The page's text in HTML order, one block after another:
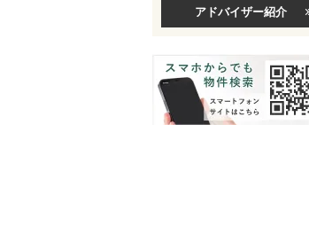
アドバイザー紹介